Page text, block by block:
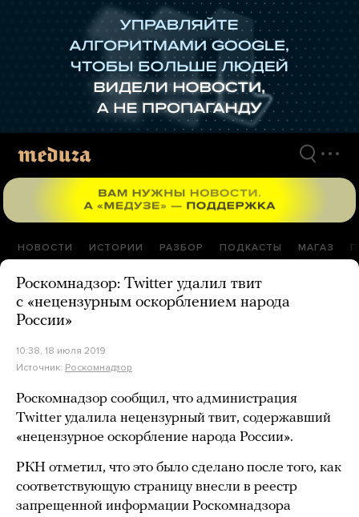
НОВОСТИ ИСТОРИИ РАЗБОР ПОДКАСТЫ МАГАЗ
Роскомнадзор: Twitter удалил твит
с «нецензурным оскорблением народа
России»
10:38, 18 июля 2019
Источник: Роскомнадзор
Роскомнадзор сообщил, что администрация
Twitter удалила нецензурный твит, содержавший
«нецензурное оскорбление народа России».
РКН отметил, что это было сделано после того, как
соответствующую страницу внесли в реестр
запрещенной информации Роскомнадзора